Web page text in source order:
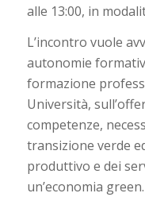
alle 13:00, in
L’incontro vuole
autonomie
formazione
Università,
competenze,
transizione verde
produttivo e dei
un’economia green.